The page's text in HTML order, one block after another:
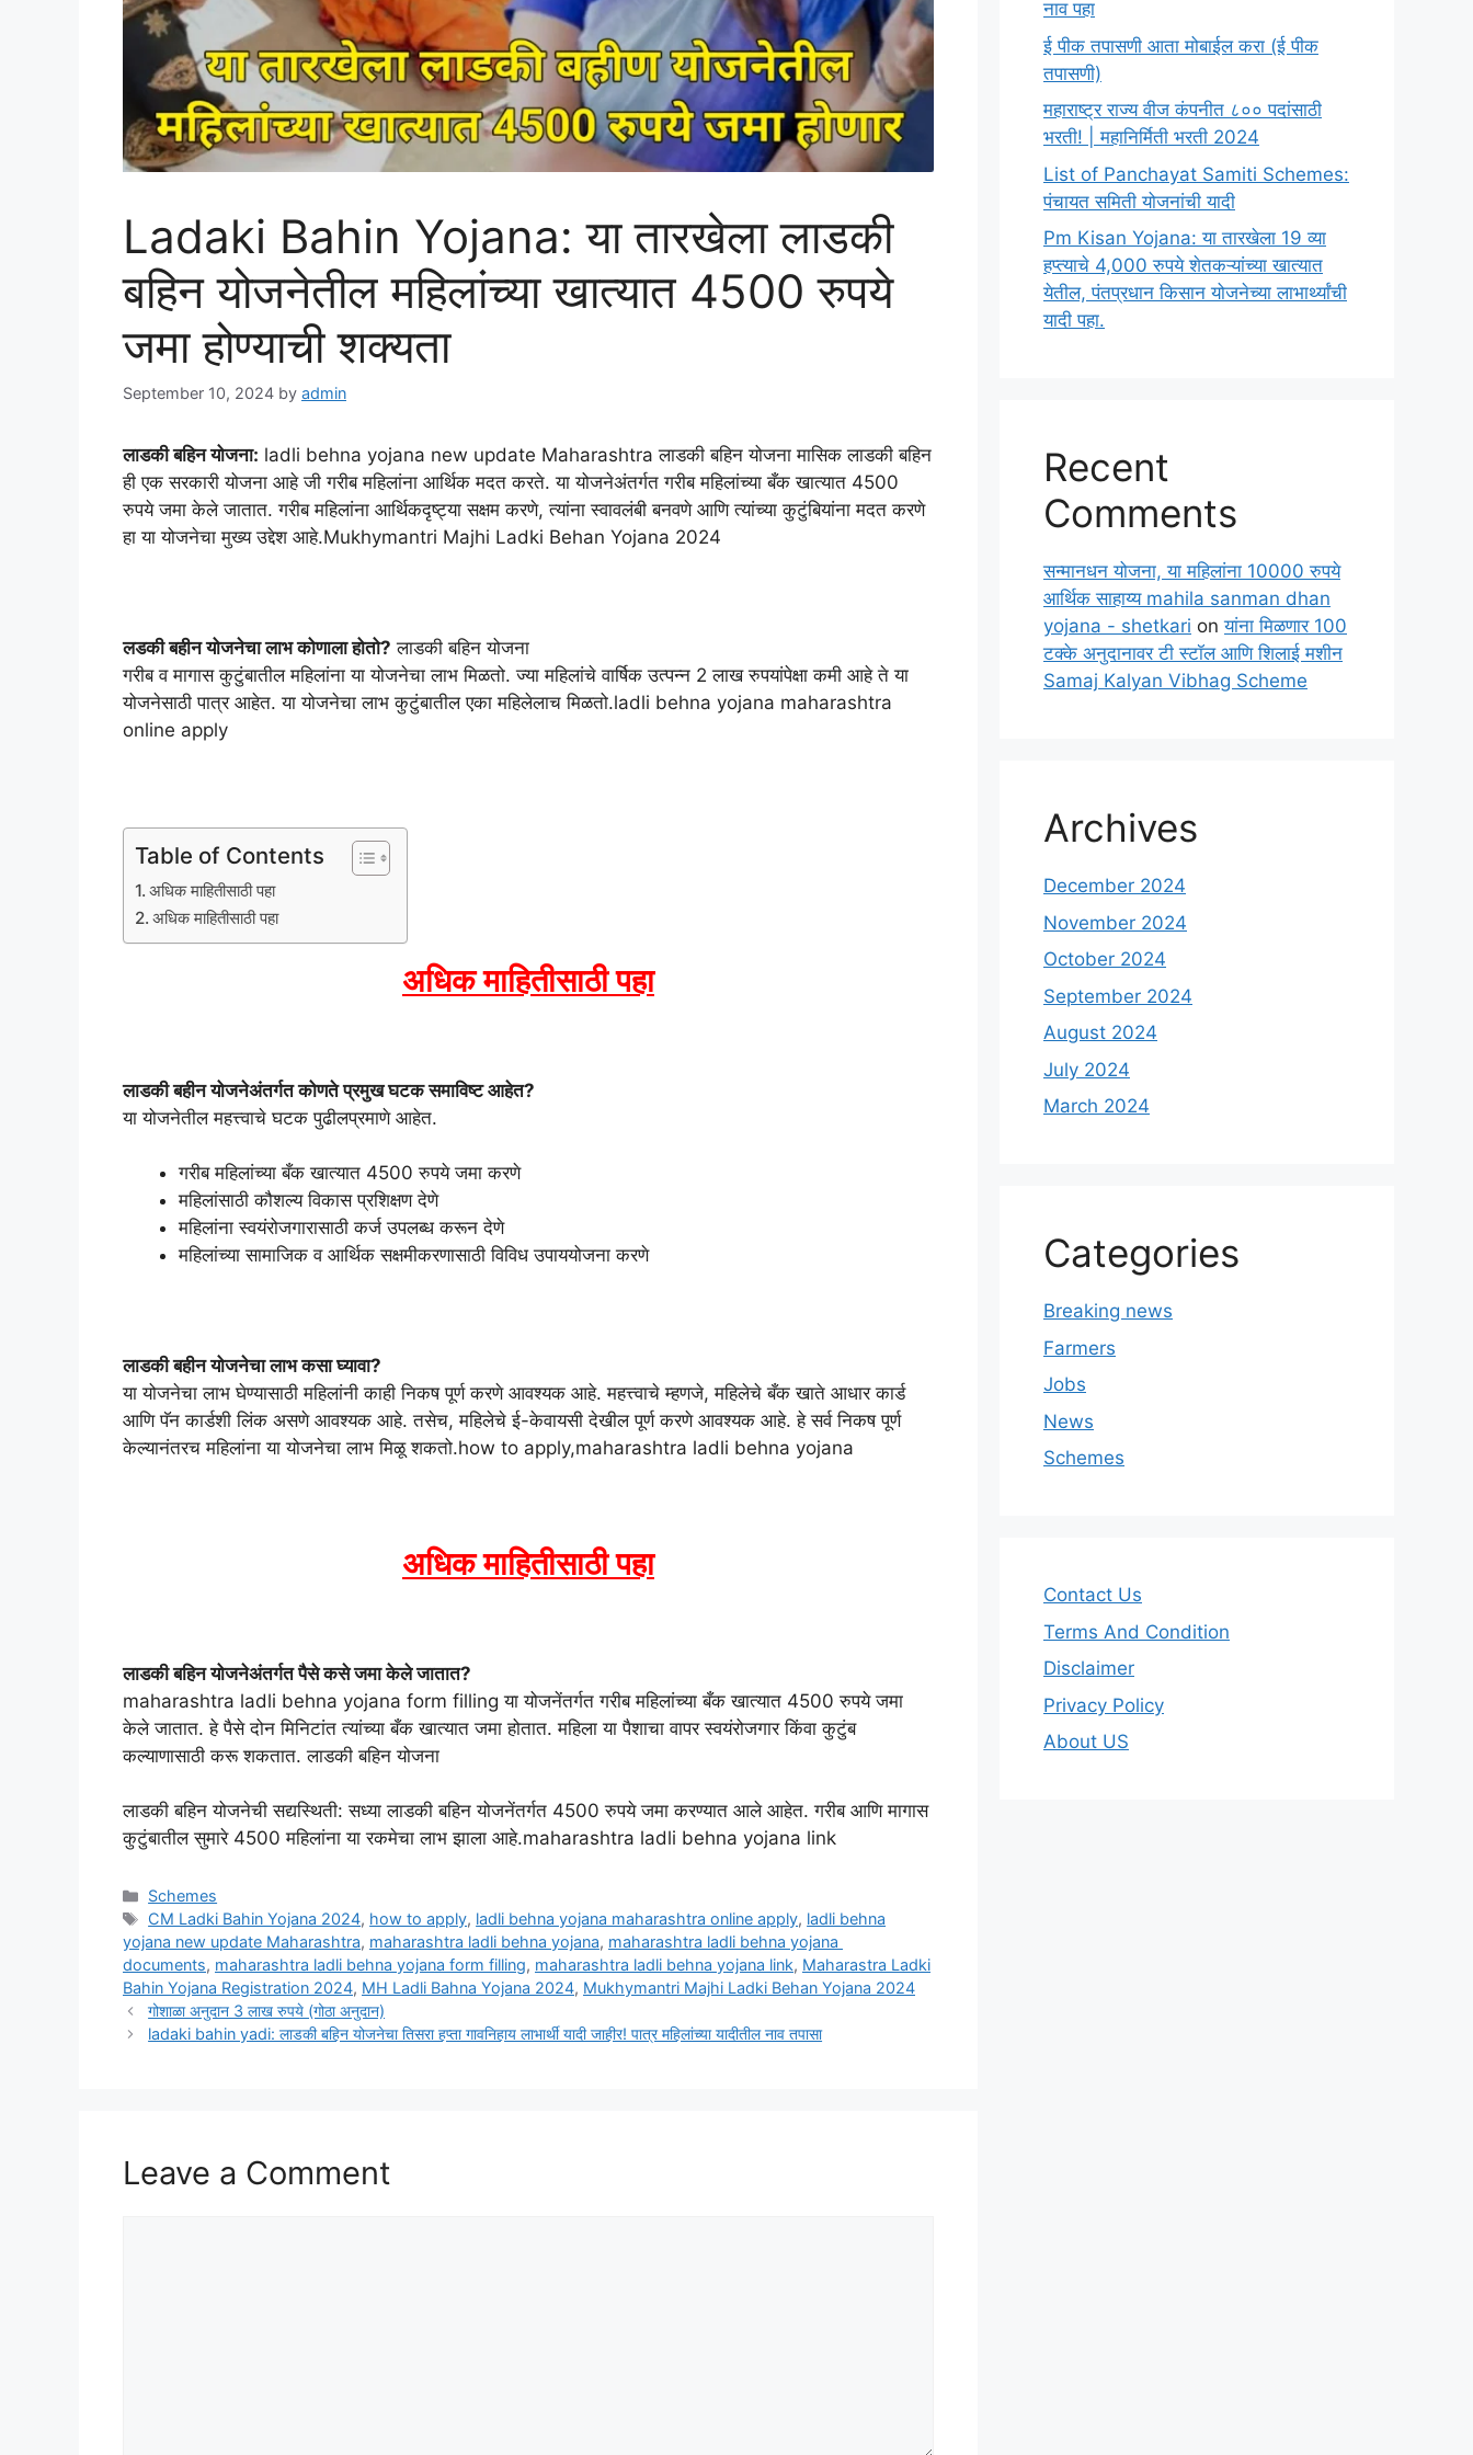
Ladaki Bahin Yojana: या तारखेला लाडकी
बहिन योजनेतील महिलांच्या खात्यात 4500 रुपये
जमा होण्याची शक्यता
September 10, 2024 by admin
लाडकी बहिन योजना: ladli behna yojana new update Maharashtra लाडकी बहिन योजना मासिक लाडकी बहिन
ही एक सरकारी योजना आहे जी गरीब महिलांना आर्थिक मदत करते. या योजनेअंतर्गत गरीब महिलांच्या बँक खात्यात 4500
रुपये जमा केले जातात. गरीब महिलांना आर्थिकदृष्ट्या सक्षम करणे, त्यांना स्वावलंबी बनवणे आणि त्यांच्या कुटुंबियांना मदत करणे
हा या योजनेचा मुख्य उद्देश आहे.Mukhymantri Majhi Ladki Behan Yojana 2024
लडकी बहीन योजनेचा लाभ कोणाला होतो? लाडकी बहिन योजना
गरीब व मागास कुटुंबातील महिलांना या योजनेचा लाभ मिळतो. ज्या महिलांचे वार्षिक उत्पन्न 2 लाख रुपयांपेक्षा कमी आहे ते या
योजनेसाठी पात्र आहेत. या योजनेचा लाभ कुटुंबातील एका महिलेलाच मिळतो.ladli behna yojana maharashtra
online apply
Table of Contents
अधिक माहितीसाठी पहा
अधिक माहितीसाठी पहा
अधिक माहितीसाठी पहा
लाडकी बहीन योजनेअंतर्गत कोणते प्रमुख घटक समाविष्ट आहेत?
या योजनेतील महत्त्वाचे घटक पुढीलप्रमाणे आहेत.
गरीब महिलांच्या बँक खात्यात 4500 रुपये जमा करणे
महिलांसाठी कौशल्य विकास प्रशिक्षण देणे
महिलांना स्वयंरोजगारासाठी कर्ज उपलब्ध करून देणे
महिलांच्या सामाजिक व आर्थिक सक्षमीकरणासाठी विविध उपाययोजना करणे
लाडकी बहीन योजनेचा लाभ कसा घ्यावा?
या योजनेचा लाभ घेण्यासाठी महिलांनी काही निकष पूर्ण करणे आवश्यक आहे. महत्त्वाचे म्हणजे, महिलेचे बँक खाते आधार कार्ड
आणि पॅन कार्डशी लिंक असणे आवश्यक आहे. तसेच, महिलेचे ई-केवायसी देखील पूर्ण करणे आवश्यक आहे. हे सर्व निकष पूर्ण
केल्यानंतरच महिलांना या योजनेचा लाभ मिळू शकतो.how to apply,maharashtra ladli behna yojana
अधिक माहितीसाठी पहा
लाडकी बहिन योजनेअंतर्गत पैसे कसे जमा केले जातात?
maharashtra ladli behna yojana form filling या योजनेंतर्गत गरीब महिलांच्या बँक खात्यात 4500 रुपये जमा
केले जातात. हे पैसे दोन मिनिटांत त्यांच्या बँक खात्यात जमा होतात. महिला या पैशाचा वापर स्वयंरोजगार किंवा कुटुंब
कल्याणासाठी करू शकतात. लाडकी बहिन योजना
लाडकी बहिन योजनेची सद्यस्थिती: सध्या लाडकी बहिन योजनेंतर्गत 4500 रुपये जमा करण्यात आले आहेत. गरीब आणि मागास
कुटुंबातील सुमारे 4500 महिलांना या रकमेचा लाभ झाला आहे.maharashtra ladli behna yojana link
Categories
Schemes
Tags
CM Ladki Bahin Yojana 2024, how to apply, ladli behna yojana maharashtra online apply, ladli behna
yojana new update Maharashtra, maharashtra ladli behna yojana, maharashtra ladli behna yojana
documents, maharashtra ladli behna yojana form filling, maharashtra ladli behna yojana link, Maharastra Ladki
Bahin Yojana Registration 2024, MH Ladli Bahna Yojana 2024, Mukhymantri Majhi Ladki Behan Yojana 2024
गोशाळा अनुदान 3 लाख रुपये (गोठा अनुदान)
ladaki bahin yadi: लाडकी बहिन योजनेचा तिसरा हप्ता गावनिहाय लाभार्थी यादी जाहीर! पात्र महिलांच्या यादीतील नाव तपासा
Leave a Comment
नाव पहा
ई पीक तपासणी आता मोबाईल करा (ई पीक
तपासणी)
महाराष्ट्र राज्य वीज कंपनीत ८०० पदांसाठी
भरती! | महानिर्मिती भरती 2024
List of Panchayat Samiti Schemes:
पंचायत समिती योजनांची यादी
Pm Kisan Yojana: या तारखेला 19 व्या
हप्त्याचे 4,000 रुपये शेतकऱ्यांच्या खात्यात
येतील, पंतप्रधान किसान योजनेच्या लाभार्थ्यांची
यादी पहा.
Recent
Comments
सन्मानधन योजना, या महिलांना 10000 रुपये
आर्थिक साहाय्य mahila sanman dhan
yojana - shetkari onयांना मिळणार 100
टक्के अनुदानावर टी स्टॉल आणि शिलाई मशीन
Samaj Kalyan Vibhag Scheme
Archives
December 2024
November 2024
October 2024
September 2024
August 2024
July 2024
March 2024
Categories
Breaking news
Farmers
Jobs
News
Schemes
Contact Us
Terms And Condition
Disclaimer
Privacy Policy
About US